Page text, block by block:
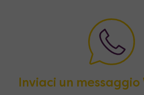
Inviaci un